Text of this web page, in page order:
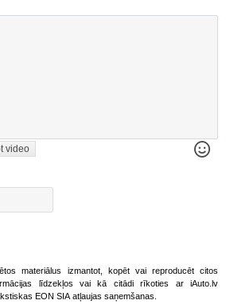
video
materiālus izmantot, kopēt vai reproducēt citos
līdzekļos vai kā citādi rīkoties ar iAuto.lv
EON SIA atļaujas saņemšanas.